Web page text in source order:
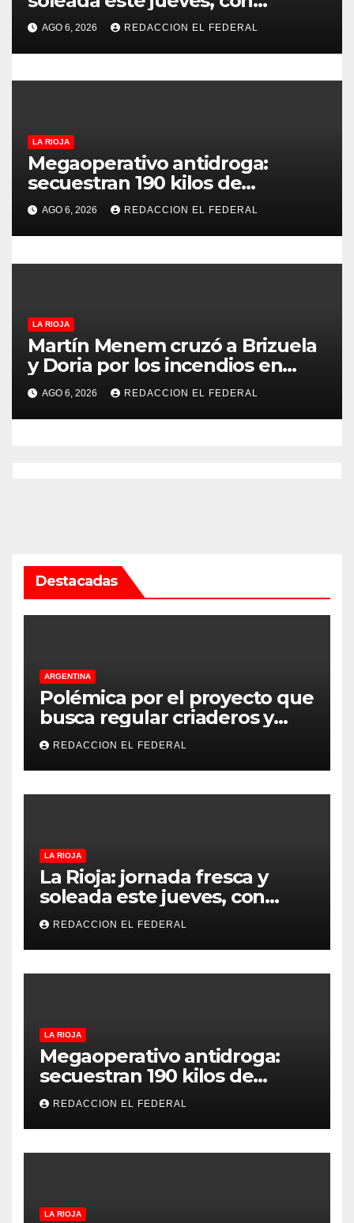
t
r
a
a
s
temperaturas estables para el
viernes
AGO 6, 2026 REDACCION EL FEDERAL
LA RIOJA
Megaoperativo antidroga:
secuestran 190 kilos de
marihuana que tenían como
destino La Rioja y Catamarca
AGO 6, 2026 REDACCION EL FEDERAL
LA RIOJA
Martín Menem cruzó a Brizuela
y Doria por los incendios en
Guanchín: “Miente
descaradamente”
AGO 6, 2026 REDACCION EL FEDERAL
Destacadas
ARGENTINA
Polémica por el proyecto que
busca regular criaderos y
refugios de perros y gatos:
denuncian excesos, mientras
proteccionistas reclaman
controles más duros
REDACCION EL FEDERAL
LA RIOJA
La Rioja: jornada fresca y
soleada este jueves, con
temperaturas estables para
el viernes
REDACCION EL FEDERAL
LA RIOJA
Megaoperativo antidroga:
secuestran 190 kilos de
marihuana que tenían como
destino La Rioja y Catamarca
REDACCION EL FEDERAL
LA RIOJA